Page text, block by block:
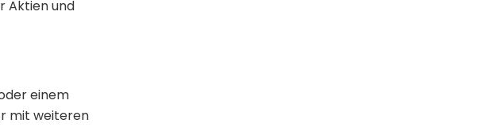
Aktien und
einem
mit weiteren